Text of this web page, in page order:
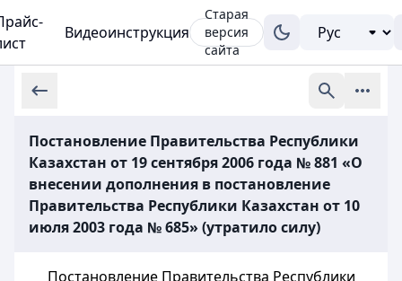
Видеоинструкция
Старая
версия
сайта
Постановление Правительства Республики
Казахстан от 19 сентября 2006 года № 881 «О
внесении дополнения в постановление
Правительства Республики Казахстан от 10
июля 2003 года № 685» (утратило силу)
Постановление Правительства Республики